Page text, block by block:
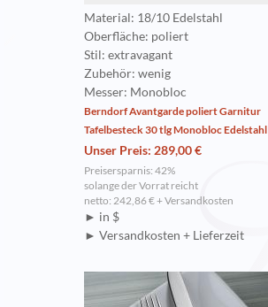
Material: 18/10 Edelstahl
Oberfläche: poliert
Stil: extravagant
Zubehör: wenig
Messer: Monobloc
Berndorf Avantgarde poliert Garnitur
Tafelbesteck 30 tlg Monobloc Edelstahl
Unser Preis: 289,00 €
Preisersparnis: 42%
solange der Vorrat reicht
netto: 242,86 € + Versandkosten
► in $
► Versandkosten + Lieferzeit